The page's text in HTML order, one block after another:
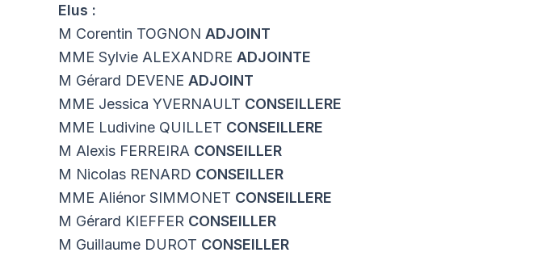
Elus :
M Corentin TOGNON ADJOINT
MME Sylvie ALEXANDRE ADJOINTE
M Gérard DEVENE ADJOINT
MME Jessica YVERNAULT CONSEILLERE
MME Ludivine QUILLET CONSEILLERE
M Alexis FERREIRA CONSEILLER
M Nicolas RENARD CONSEILLER
MME Aliénor SIMMONET CONSEILLERE
M Gérard KIEFFER CONSEILLER
M Guillaume DUROT CONSEILLER